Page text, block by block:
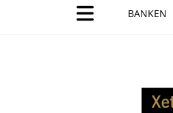
BANKEN